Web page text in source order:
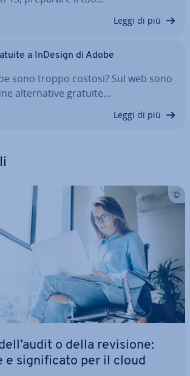
Leggi di più
a InDesign di Adobe
sono troppo costosi? Sul web sono
al­ter­na­ti­ve gratuite…
Leggi di più
o della revisione:
e si­gni­fi­ca­to per il cloud